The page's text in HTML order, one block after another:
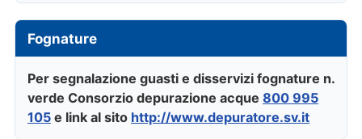
Fognature
Per segnalazione guasti e disservizi fognature n.
verde Consorzio depurazione acque 800 995
105 e link al sito http://www.depuratore.sv.it